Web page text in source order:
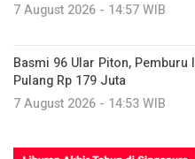
7 August 2026 - 14:57 WIB
Basmi 96 Ular Piton, Pemburu
Pulang Rp 179 Juta
7 August 2026 - 14:53 WIB